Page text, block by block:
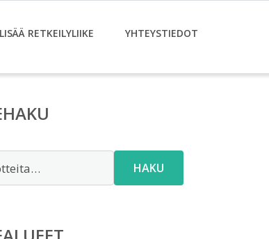
LISÄÄ RETKEILYLIIKE YHTEYSTIEDOT
HAKU